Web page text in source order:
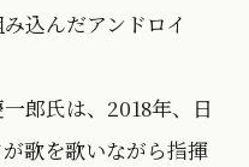
込んだアンドロイ
郎氏は、2018年、日
歌を歌いながら指揮